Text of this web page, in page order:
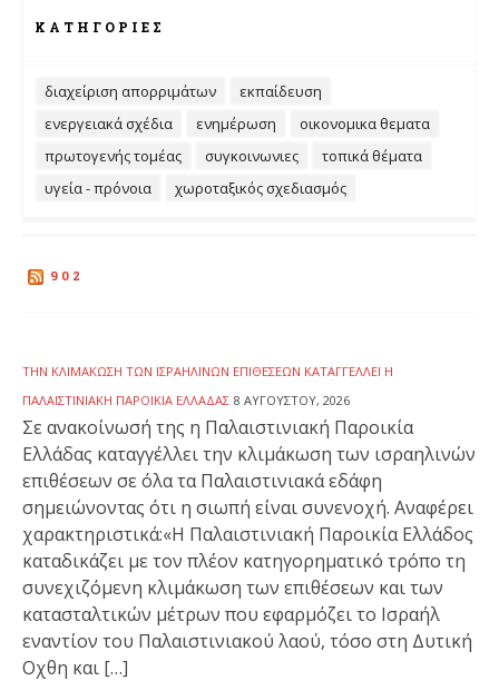
ΚΑΤΗΓΟΡΊΕΣ
διαχείριση απορριμάτων
εκπαίδευση
ενεργειακά σχέδια
ενημέρωση
οικονομικα θεματα
πρωτογενής τομέας
συγκοινωνιες
τοπικά θέματα
υγεία - πρόνοια
χωροταξικός σχεδιασμός
902
ΤΗΝ ΚΛΙΜΆΚΩΣΗ ΤΩΝ ΙΣΡΑΗΛΙΝΏΝ ΕΠΙΘΈΣΕΩΝ ΚΑΤΑΓΓΈΛΛΕΙ Η
ΠΑΛΑΙΣΤΙΝΙΑΚΉ ΠΑΡΟΙΚΊΑ ΕΛΛΆΔΑΣ 8 ΑΥΓΟΎΣΤΟΥ, 2026
Σε ανακοίνωσή της η Παλαιστινιακή Παροικία
Ελλάδας καταγγέλλει την κλιμάκωση των ισραηλινών
επιθέσεων σε όλα τα Παλαιστινιακά εδάφη
σημειώνοντας ότι η σιωπή είναι συνενοχή. Αναφέρει
χαρακτηριστικά:«Η Παλαιστινιακή Παροικία Ελλάδος
καταδικάζει με τον πλέον κατηγορηματικό τρόπο τη
συνεχιζόμενη κλιμάκωση των επιθέσεων και των
κατασταλτικών μέτρων που εφαρμόζει το Ισραήλ
εναντίον του Παλαιστινιακού λαού, τόσο στη Δυτική
Οχθη και […]